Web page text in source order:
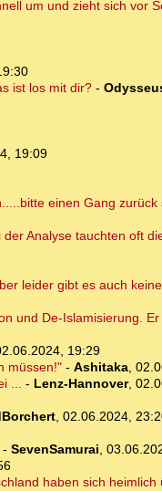
um und zieht sich vor
ist los mit dir?-
19:09
einen Gang zurück
Analyse tauchten oft
leider gibt es auch
und De-Islamisierung.
19:29
müssen!"- Ashitaka,
... - Lenz-Hannover,
, 02.06.2024,
- SevenSamurai,
haben sich